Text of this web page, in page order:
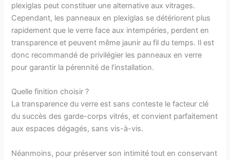
plexiglas peut constituer une alternative aux vitrages.
Cependant, les panneaux en plexiglas se détériorent plus
rapidement que le verre face aux intempéries, perdent en
transparence et peuvent même jaunir au fil du temps. Il est
donc recommandé de privilégier les panneaux en verre
pour garantir la pérennité de l’installation.
Quelle finition choisir ?
La transparence du verre est sans conteste le facteur clé
du succès des garde-corps vitrés, et convient parfaitement
aux espaces dégagés, sans vis-à-vis.
Néanmoins, pour préserver son intimité tout en conservant